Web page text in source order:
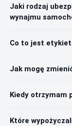
Jaki rodzaj
wynajmu
Co to jest
Jak mogę
Kiedy otrzymam
Które